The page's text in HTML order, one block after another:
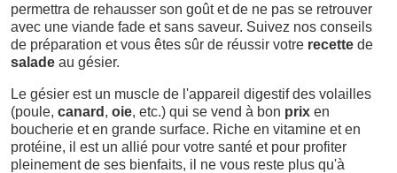
permettra de rehausser son goût et de ne pas se retrouver
avec une viande fade et sans saveur. Suivez nos conseils
de préparation et vous êtes sûr de réussir votre recette de
salade au gésier.
Le gésier est un muscle de l'appareil digestif des volailles
(poule, canard , oie, etc.) qui se vend à bon prix en
boucherie et en grande surface. Riche en vitamine et en
protéine, il est un allié pour votre santé et pour profiter
pleinement de ses bienfaits, il ne vous reste plus qu'à